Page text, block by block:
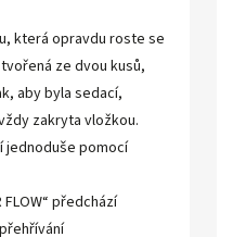
která opravdu roste se
ze dvou kusů,
aby byla sedací,
zakryta vložkou.
jednoduše pomocí
FLOW“ předchází